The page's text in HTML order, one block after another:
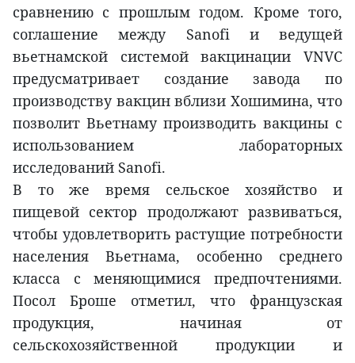
сравнению с прошлым годом. Кроме того,
соглашение между Sanofi и ведущей
вьетнамской системой вакцинации VNVC
предусматривает создание завода по
производству вакцин вблизи Хошимина, что
позволит Вьетнаму производить вакцины с
использованием лабораторных
исследований Sanofi.
В то же время сельское хозяйство и
пищевой сектор продолжают развиваться,
чтобы удовлетворить растущие потребности
населения Вьетнама, особенно среднего
класса с меняющимися предпочтениями.
Посол Броше отметил, что французская
продукция, начиная от
сельскохозяйственной продукции и